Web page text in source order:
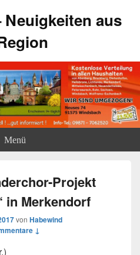
Neuigkeiten aus
Menü
Projekt
in Merkendorf
von Habewind
↓